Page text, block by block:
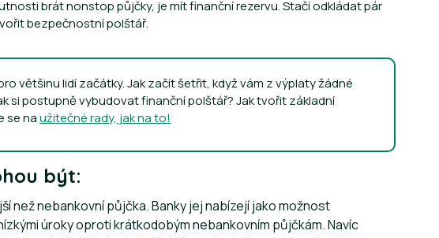
brát nonstop půjčky, je mít finanční rezervu. Stačí odkládat pár
bezpečnostní polštář.
většinu lidí začátky. Jak začít šetřit, když vám z výplaty žádné
si postupně vybudovat finanční polštář? Jak tvořit základní
se naužitečné rady, jak na to!
být:
než nebankovní půjčka. Banky jej nabízejí jako možnost
úroky oproti krátkodobým nebankovním půjčkám. Navíc